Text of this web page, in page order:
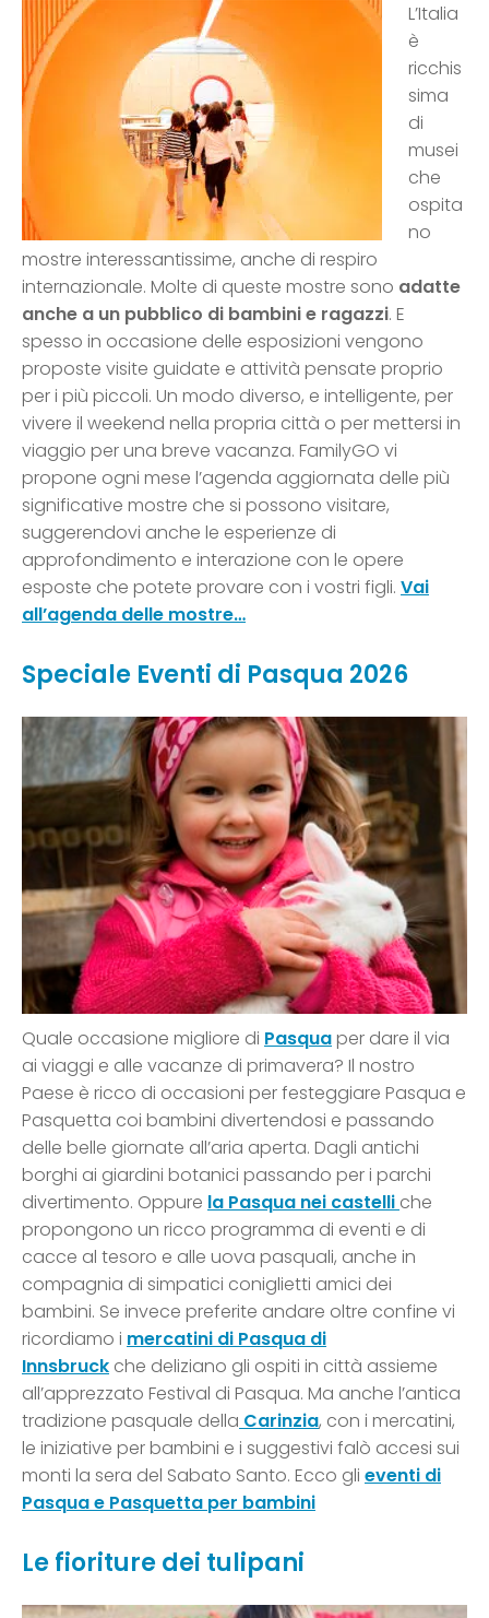
L’Italia
è
ricchis
sima
di
musei
che
ospita
no
mostre interessantissime, anche di respiro
internazionale. Molte di queste mostre sono adatte
anche a un pubblico di bambini e ragazzi. E
spesso in occasione delle esposizioni vengono
proposte visite guidate e attività pensate proprio
per i più piccoli. Un modo diverso, e intelligente, per
vivere il weekend nella propria città o per mettersi in
viaggio per una breve vacanza. FamilyGO vi
propone ogni mese l’agenda aggiornata delle più
significative mostre che si possono visitare,
suggerendovi anche le esperienze di
approfondimento e interazione con le opere
esposte che potete provare con i vostri figli. Vai
all’agenda delle mostre…
Speciale Eventi di Pasqua 2026
Quale occasione migliore di Pasquaper dare il via
ai viaggi e alle vacanze di primavera? Il nostro
Paese è ricco di occasioni per festeggiare Pasqua e
Pasquetta coi bambini divertendosi e passando
delle belle giornate all’aria aperta. Dagli antichi
borghi ai giardini botanici passando per i parchi
divertimento. Oppure la Pasqua nei castelli che
propongono un ricco programma di eventi e di
cacce al tesoro e alle uova pasquali, anche in
compagnia di simpatici coniglietti amici dei
bambini. Se invece preferite andare oltre confine vi
ricordiamo i mercatini di Pasqua di
Innsbruck che deliziano gli ospiti in città assieme
all’apprezzato Festival di Pasqua. Ma anche l’antica
tradizione pasquale della Carinzia, con i mercatini,
le iniziative per bambini e i suggestivi falò accesi sui
monti la sera del Sabato Santo. Ecco gli eventi di
Pasqua e Pasquetta per bambini
Le fioriture dei tulipani